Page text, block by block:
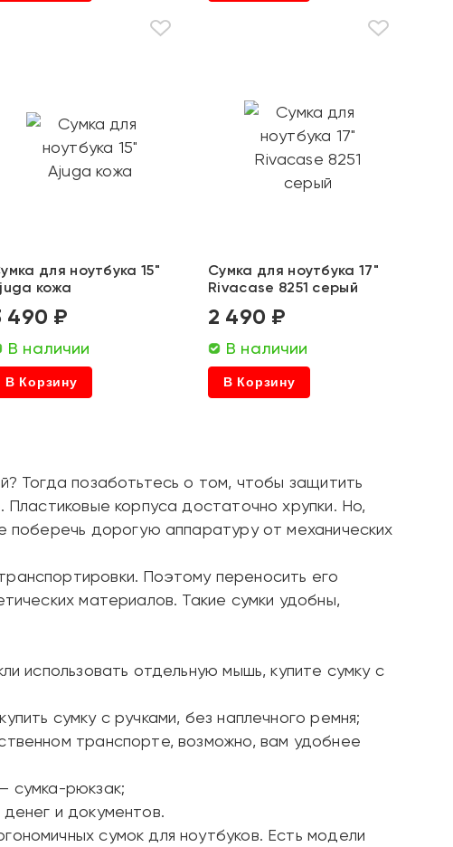
для ноутбука 15"
кожа
490 ₽
В наличии
В Корзину
Сумка для ноутбука 17"
Rivacase 8251 серый
2 490 ₽
В наличии
В Корзину
Тогда позаботьтесь о том, чтобы защитить
корпуса достаточно хрупки. Но,
поберечь дорогую аппаратуру от механических
Поэтому переносить его
материалов. Такие сумки удобны,
использовать отдельную мышь, купите сумку с
сумку с ручками, без наплечного ремня;
транспорте, возможно, вам удобнее
сумка-рюкзак;
и документов.
сумок для ноутбуков. Есть модели